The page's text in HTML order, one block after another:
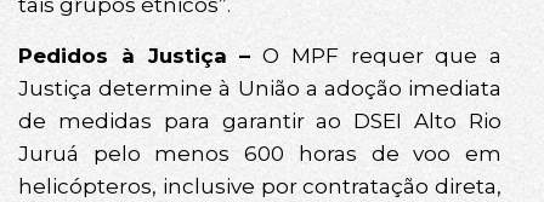
tais grupos étnicos”.
Pedidos à Justiça – O MPF requer que a
Justiça determine à União a adoção imediata
de medidas para garantir ao DSEI Alto Rio
Juruá pelo menos 600 horas de voo em
helicópteros, inclusive por contratação direta,